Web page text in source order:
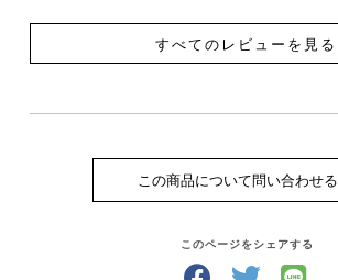
すべてのレビューを見る
この商品について問い合わせる
このページをシェアする